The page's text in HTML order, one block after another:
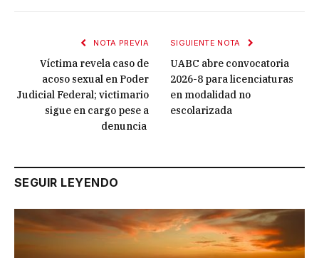
NOTA PREVIA
Víctima revela caso de
acoso sexual en Poder
Judicial Federal; victimario
sigue en cargo pese a
denuncia
SIGUIENTE NOTA
UABC abre convocatoria
2026-8 para licenciaturas
en modalidad no
escolarizada
SEGUIR LEYENDO